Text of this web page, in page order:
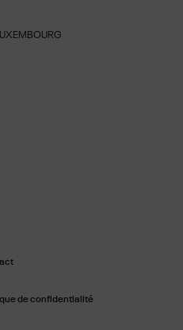
de confidentialité